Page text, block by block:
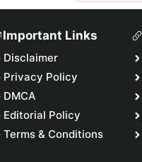
Important Links
Disclaimer
Privacy Policy
DMCA
Editorial Policy
Terms & Conditions